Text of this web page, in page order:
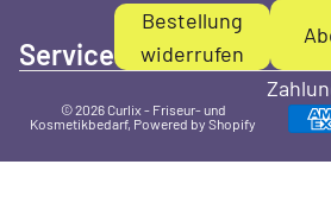
Service
Bestellung
widerrufen
© 2026Curlix - Friseur- und
Kosmetikbedarf, Powered by Shopify